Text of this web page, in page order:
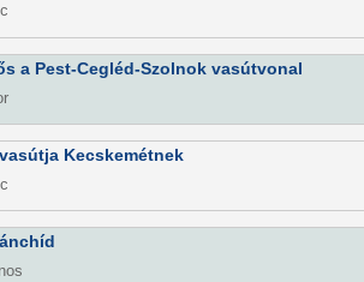
a Pest-Cegléd-Szolnok vasútvonal
Kecskemétnek